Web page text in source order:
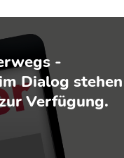
-
Dialog stehen
Verfügung.